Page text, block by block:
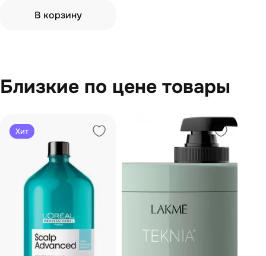
В корзину
Близкие по цене товары
Хит